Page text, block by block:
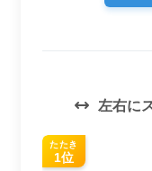
左右に
たたき
1位